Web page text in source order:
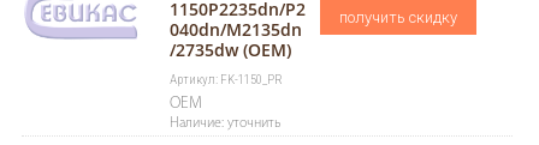
1150P2235dn/P2
040dn/M2135dn
/2735dw (ОEM)
Артикул: FK-1150_PR
OEM
Наличие: уточнить
получить скидку